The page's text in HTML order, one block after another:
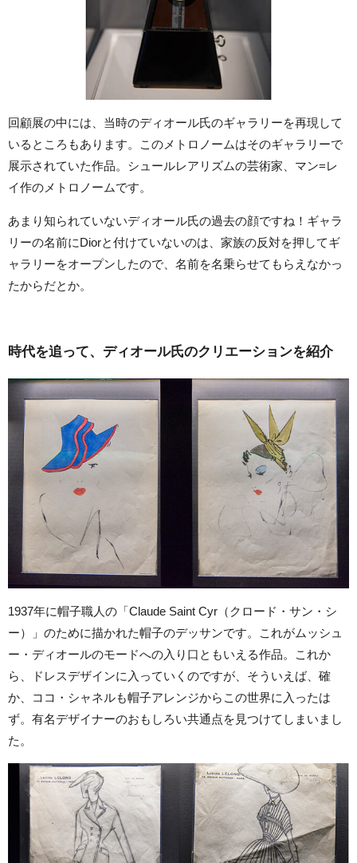
回顧展の中には、当時のディオール氏のギャラリーを再現して
いるところもあります。このメトロノームはそのギャラリーで
展示されていた作品。シュールレアリズムの芸術家、マン=レ
イ作のメトロノームです。
あまり知られていないディオール氏の過去の顔ですね！ギャラ
リーの名前にDiorと付けていないのは、家族の反対を押してギ
ャラリーをオープンしたので、名前を名乗らせてもらえなかっ
たからだとか。
時代を追って、ディオール氏のクリエーションを紹介
1937年に帽子職人の「Claude Saint Cyr（クロード・サン・シ
ー）」のために描かれた帽子のデッサンです。これがムッシュ
ー・ディオールのモードへの入り口ともいえる作品。これか
ら、ドレスデザインに入っていくのですが、そういえば、確
か、ココ・シャネルも帽子アレンジからこの世界に入ったは
ず。有名デザイナーのおもしろい共通点を見つけてしまいまし
た。